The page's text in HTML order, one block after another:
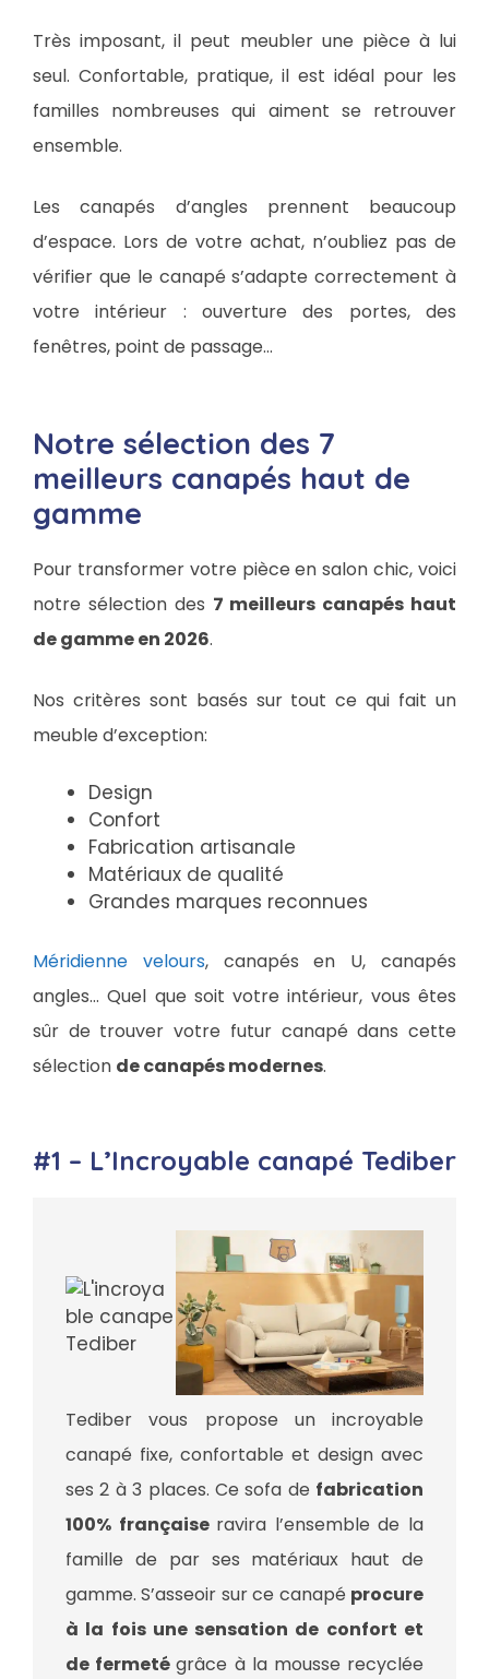
Très imposant, il peut meubler une pièce à lui
seul. Confortable, pratique, il est idéal pour les
familles nombreuses qui aiment se retrouver
ensemble.
Les canapés d’angles prennent beaucoup
d’espace. Lors de votre achat, n’oubliez pas de
vérifier que le canapé s’adapte correctement à
votre intérieur : ouverture des portes, des
fenêtres, point de passage…
Notre sélection des 7
meilleurs canapés haut de
gamme
Pour transformer votre pièce en salon chic, voici
notre sélection des 7 meilleurs canapés haut
de gamme en 2026.
Nos critères sont basés sur tout ce qui fait un
meuble d’exception:
Design
Confort
Fabrication artisanale
Matériaux de qualité
Grandes marques reconnues
Méridienne velours, canapés en U, canapés
angles… Quel que soit votre intérieur, vous êtes
sûr de trouver votre futur canapé dans cette
sélection de canapés modernes.
#1 – L’Incroyable canapé Tediber
Tediber vous propose un incroyable
canapé fixe, confortable et design avec
ses 2 à 3 places. Ce sofa de fabrication
100% française ravira l’ensemble de la
famille de par ses matériaux haut de
gamme. S’asseoir sur ce canapé procure
à la fois une sensation de confort et
de fermetégrâce à la mousse recyclée